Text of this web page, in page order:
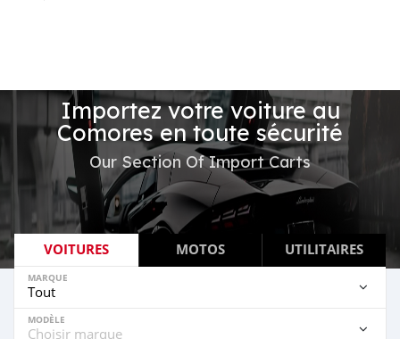
Importez votre voiture au
Comores en toute sécurité
Our Section Of Import Carts
VOITURES MOTOS UTILITAIRES
MARQUE
MODÈLE